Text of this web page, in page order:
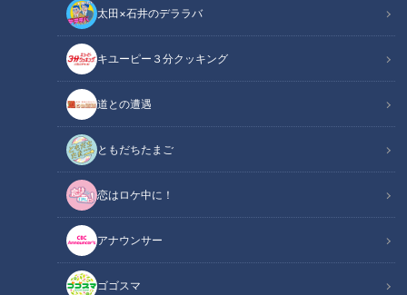
太田×石井のデララバ
キユーピー３分クッキング
道との遭遇
ともだちたまご
恋はロケ中に！
アナウンサー
ゴゴスマ
道との遭遇
「道との遭遇」動画
番組OAから、道の映像と道マニアの声を中心に
YouTube用に再編集してお届け！
声は道マニア・石井あつこさんです！
『歩道・車道バラエティ 道との遭遇』は
CBCテレビ 毎週火曜23:56～